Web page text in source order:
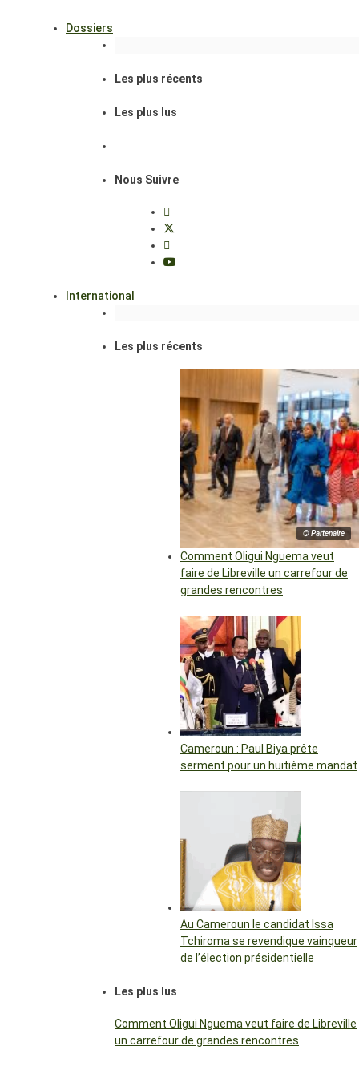
Dossiers
Les plus récents
Les plus lus
Nous Suivre
International
Les plus récents
© Partenaire
Comment Oligui Nguema veut
faire de Libreville un carrefour de
grandes rencontres
Cameroun : Paul Biya prête
serment pour un huitième mandat
Au Cameroun le candidat Issa
Tchiroma se revendique vainqueur
de l’élection présidentielle
Les plus lus
Comment Oligui Nguema veut faire de Libreville
un carrefour de grandes rencontres